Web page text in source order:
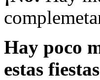
Hay poco
estas